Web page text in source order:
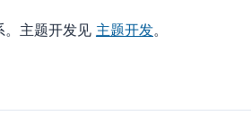
。主题开发见 主题开发。